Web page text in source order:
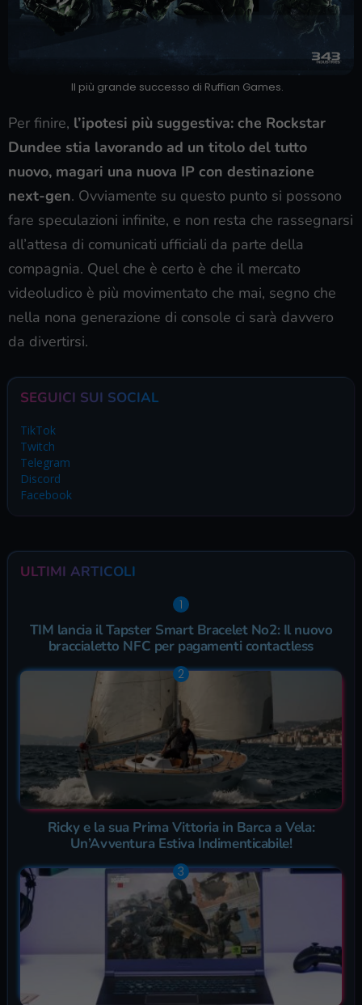
Il più grande successo di Ruffian Games.
Per finire, l’ipotesi più suggestiva: che Rockstar
Dundee stia lavorando ad un titolo del tutto
nuovo, magari una nuova IP con destinazione
next-gen. Ovviamente su questo punto si possono
fare speculazioni infinite, e non resta che rassegnarsi
all’attesa di comunicati ufficiali da parte della
compagnia. Quel che è certo è che il mercato
videoludico è più movimentato che mai, segno che
nella nona generazione di console ci sarà davvero
da divertirsi.
SEGUICI SUI SOCIAL
TikTok
Twitch
Telegram
Discord
Facebook
ULTIMI ARTICOLI
TIM lancia il Tapster Smart Bracelet No2: Il nuovo
braccialetto NFC per pagamenti contactless
Ricky e la sua Prima Vittoria in Barca a Vela:
Un’Avventura Estiva Indimenticabile!